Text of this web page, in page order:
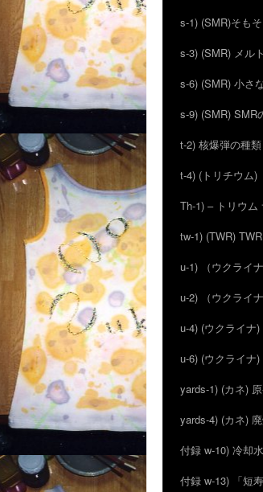
s-1) (SMR)そも
s-3) (SMR) メル
s-6) (SMR) 小さ
s-9) (SMR) SMR
t-2) 核爆弾の種
t-4) (トリチウム)
Th-1) – トリウム
tw-1) (TWR)
u-1) （ウクライ
u-2) （ウクライ
u-4) (ウクライナ
u-6) (ウクライナ
yards-1) (カネ)
yards-4) (カネ)
付録 w-10) 冷却
付録 w-13) 「短